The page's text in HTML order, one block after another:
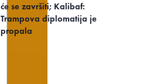
će se završiti; Kalibaf:
Trampova diplomatija je
propala